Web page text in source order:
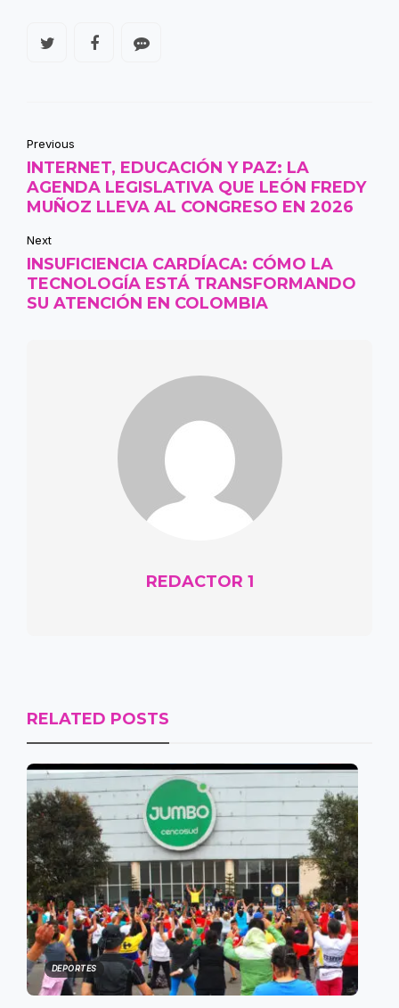
Previous
INTERNET, EDUCACIÓN Y PAZ: LA
AGENDA LEGISLATIVA QUE LEÓN FREDY
MUÑOZ LLEVA AL CONGRESO EN 2026
Next
INSUFICIENCIA CARDÍACA: CÓMO LA
TECNOLOGÍA ESTÁ TRANSFORMANDO
SU ATENCIÓN EN COLOMBIA
REDACTOR 1
RELATED POSTS
DEPORTES